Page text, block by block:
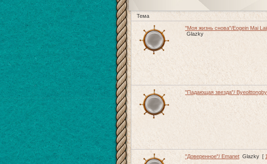
Тема
"Моя жизнь снова"/Eogein Mai
Glazky
"Падающая звезда"/
"Доверенное"/ Emanet Glazky [ 1